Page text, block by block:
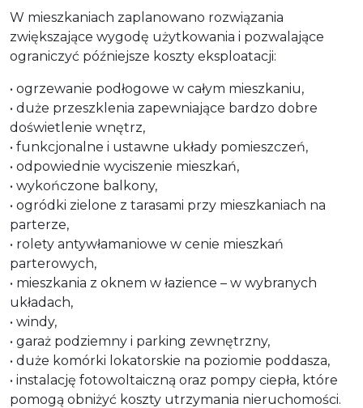
W mieszkaniach zaplanowano rozwiązania
zwiększające wygodę użytkowania i pozwalające
ograniczyć późniejsze koszty eksploatacji:
• ogrzewanie podłogowe w całym mieszkaniu,
• duże przeszklenia zapewniające bardzo dobre
doświetlenie wnętrz,
• funkcjonalne i ustawne układy pomieszczeń,
• odpowiednie wyciszenie mieszkań,
• wykończone balkony,
• ogródki zielone z tarasami przy mieszkaniach na
parterze,
• rolety antywłamaniowe w cenie mieszkań
parterowych,
• mieszkania z oknem w łazience – w wybranych
układach,
• windy,
• garaż podziemny i parking zewnętrzny,
• duże komórki lokatorskie na poziomie poddasza,
• instalację fotowoltaiczną oraz pompy ciepła, które
pomogą obniżyć koszty utrzymania nieruchomości.